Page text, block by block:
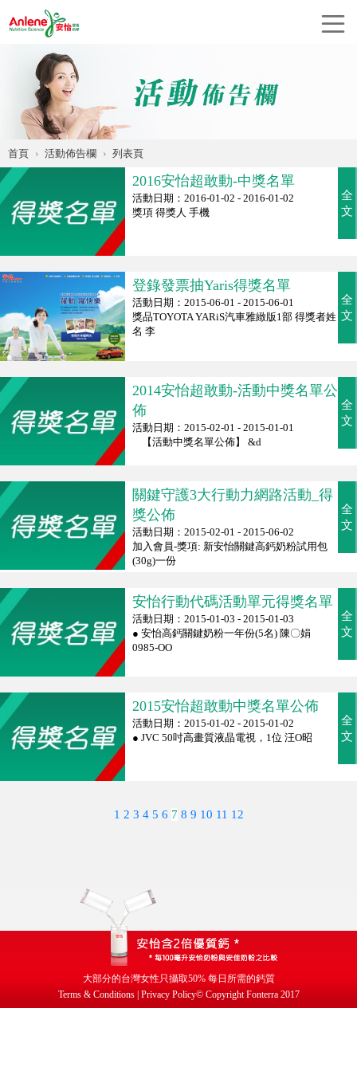
首頁 活動佈告欄 列表頁
2016安怡超敢動-中獎名單
活動日期：2016-01-02 - 2016-01-02
獎項 得獎人 手機
全
文
登錄發票抽Yaris得獎名單
活動日期：2015-06-01 - 2015-06-01
獎品TOYOTA YARiS汽車雅緻版1部 得獎者姓
名 李
全
文
2014安怡超敢動-活動中獎名單公
佈
活動日期：2015-02-01 - 2015-01-01
【活動中獎名單公佈】 &d
全
文
關鍵守護3大行動力網路活動_得
獎公佈
活動日期：2015-02-01 - 2015-06-02
加入會員-獎項: 新安怡關鍵高鈣奶粉試用包
(30g)一份
全
文
安怡行動代碼活動單元得獎名單
活動日期：2015-01-03 - 2015-01-03
● 安怡高鈣關鍵奶粉一年份(5名) 陳〇娟
0985-OO
全
文
2015安怡超敢動中獎名單公佈
活動日期：2015-01-02 - 2015-01-02
● JVC 50吋高畫質液晶電視，1位 汪O昭
全
文
1 2 3 4 5 6 7 8 9 10 11 12
大部分的台灣女性只攝取50% 每日所需的鈣質
Terms & Conditions | Privacy Policy© Copyright Fonterra 2017